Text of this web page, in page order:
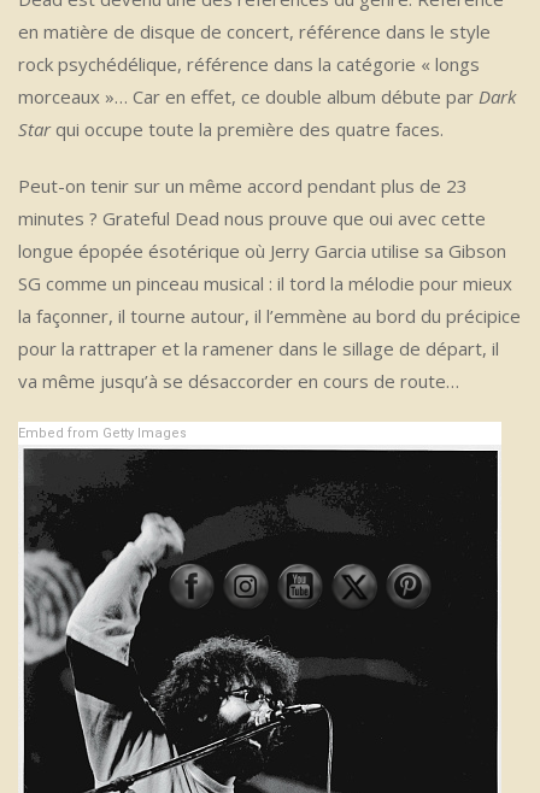
en matière de disque de concert, référence dans le style
rock psychédélique, référence dans la catégorie « longs
morceaux »… Car en effet, ce double album débute par Dark
Starqui occupe toute la première des quatre faces.
Peut-on tenir sur un même accord pendant plus de 23
minutes ? Grateful Dead nous prouve que oui avec cette
longue épopée ésotérique où Jerry Garcia utilise sa Gibson
SG comme un pinceau musical : il tord la mélodie pour mieux
la façonner, il tourne autour, il l’emmène au bord du précipice
pour la rattraper et la ramener dans le sillage de départ, il
va même jusqu’à se désaccorder en cours de route…
Embed from Getty Images